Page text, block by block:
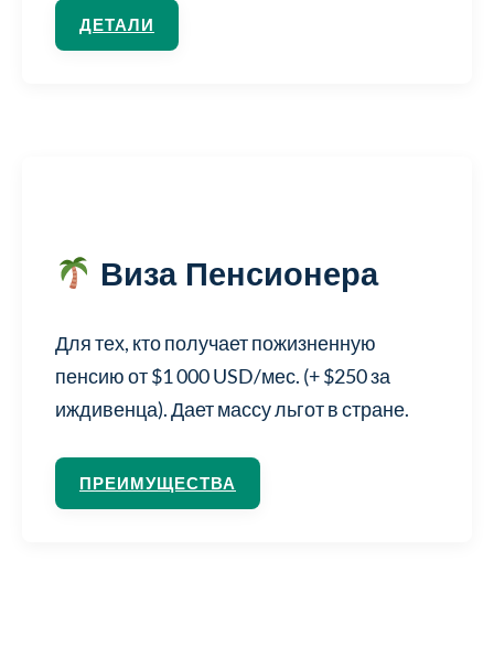
ДЕТАЛИ
Виза Пенсионера
Для тех, кто получает пожизненную
пенсию от $1 000 USD/мес. (+ $250 за
иждивенца). Дает массу льгот в стране.
ПРЕИМУЩЕСТВА